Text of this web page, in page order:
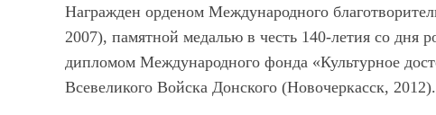
Награжден орденом Международного
2007), памятной медалью в честь 140-летия со
дипломом Международного фонда «Культурное
Всевеликого Войска Донского (Новочеркасск, 2012).